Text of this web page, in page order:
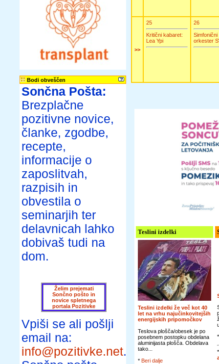
Bodi obveščen
Sončna Pošta:
Brezplačne
pozitivne novice,
članke, zgodbe,
recepte,
informacije o
zaposlitvah,
razpisih in
obvestila o
seminarjih ter
delavnicah lahko
dobivaš tudi na
dom.
Želim prejemati
Sončno pošto in
novice spletnega
portala Pozitivke
Vpiši se ali pošlji
email na:
info@pozitivke.net.
>>
25
Kritični kabaret:
Lea Ypi
26
Simfonični
orkester
Teslini izdelki
Teslini izdelki že več kot 40
let na vrhu najučinkovitejših
energijskih pripomočkov
Teslova plošča/obesek je po
posebnem postopku obdelana
aluminijasta plošča. Obdelava
tako...
* Beri dalje